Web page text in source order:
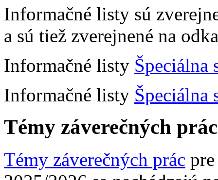
Informačné listy sú
a sú tiež zverejnené na
Informačné listy Špeciálna
Informačné listy Špeciálna
Témy záverečných
Témy záverečných prác